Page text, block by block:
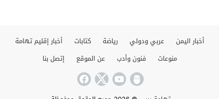
أخبار اليمن عربي ودولي رياضة كتابات
أخبار إقليم تهامة
منوعات
فنون وأدب عن الموقع إتصل بنا